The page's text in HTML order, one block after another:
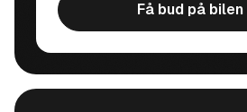
Få bud på bilen